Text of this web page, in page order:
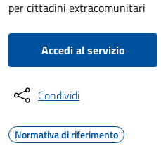
per cittadini extracomunitari
Accedi al servizio
Condividi
Normativa di riferimento